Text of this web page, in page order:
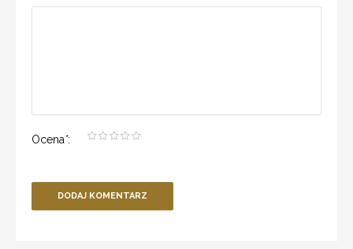
Ocena*:
DODAJ KOMENTARZ